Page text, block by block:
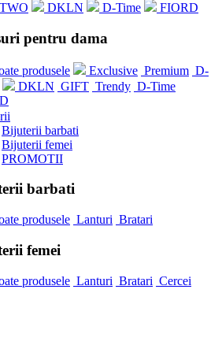
DKLN D-Time FIORD
pentru dama
produsele Exclusive Premium D-
DKLN GIFT Trendy D-Time
Bijuterii barbati
Bijuterii femei
PROMOTII
barbati
produsele Lanturi Bratari
femei
produsele Lanturi Bratari Cercei